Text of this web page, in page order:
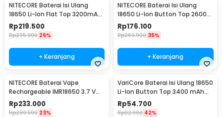
NITECORE Baterai Isi Ulang
18650 Li-Ion Flat Top 3200mAh
3.7V 1 PCS - NL1832
Rp219.500
Rp295.900 26%
+ Keranjang
NITECORE Baterai Isi Ulang
18650 Li-Ion Button Top 2600
mAh 3.7V 1 PCS - NL1826
Rp176.100
Rp269.900 35%
+ Keranjang
NITECORE Baterai Vape
Rechargeable IMR18650 3.7 V
3100mAh 1 PCS
Rp233.000
Rp299.900 23%
VariCore Baterai Isi Ulang 18650
Li-Ion Button Top 3400 mAh
3.7V 1 PCS 3400mAh
Rp54.700
Rp92.900 42%